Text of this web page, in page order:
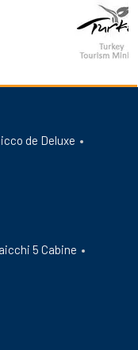
de Deluxe
5 Cabine